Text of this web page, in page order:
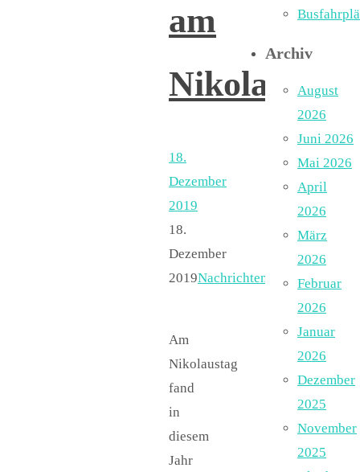
am
Nikolaustag
18.
Dezember
2019
18.
Dezember
2019Nachrichten
Am
Nikolaustag
fand
in
diesem
Jahr
Archiv
August
2026
Juni 2026
Mai 2026
April
2026
März
2026
Februar
2026
Januar
2026
Dezember
2025
November
2025